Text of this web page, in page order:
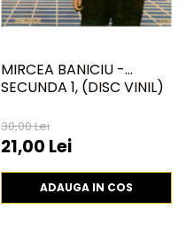
MIRCEA BANICIU -
SECUNDA 1, (DISC VINIL)
30,00 Lei
21,00 Lei
ADAUGA IN COS